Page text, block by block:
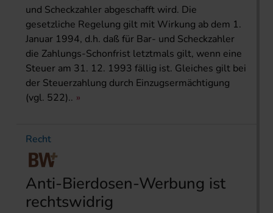
und Scheckzahler abgeschafft wird. Die
gesetzliche Regelung gilt mit Wirkung ab dem 1.
Januar 1994, d.h. daß für Bar- und Scheckzahler
die Zahlungs-Schonfrist letztmals gilt, wenn eine
Steuer am 31. 12. 1993 fällig ist. Gleiches gilt bei
der Steuerzahlung durch Einzugsermächtigung
(vgl. 522)..
Recht
Anti-Bierdosen-Werbung ist
rechtswidrig